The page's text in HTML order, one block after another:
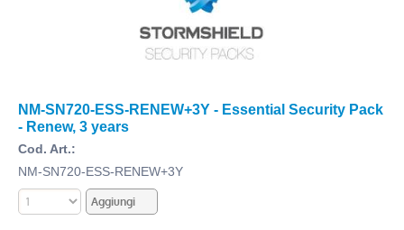
NM-SN720-ESS-RENEW+3Y - Essential Security Pack
- Renew, 3 years
Cod. Art.:
NM-SN720-ESS-RENEW+3Y